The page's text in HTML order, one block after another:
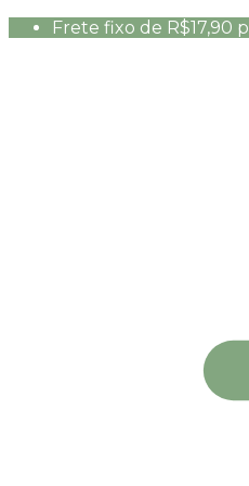
Frete fixo de R$17,90